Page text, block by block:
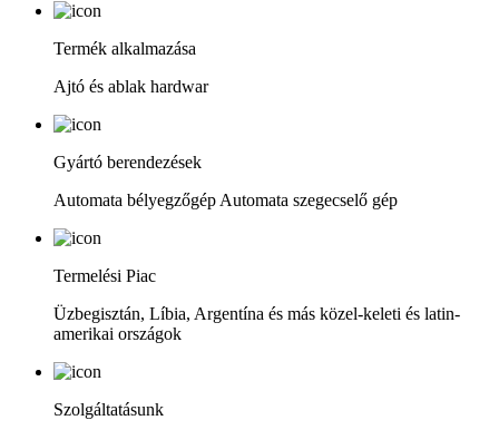
Termék alkalmazása
Ajtó és ablak hardwar
Gyártó berendezések
Automata bélyegzőgép Automata szegecselő gép
Termelési Piac
Üzbegisztán, Líbia, Argentína és más közel-keleti és latin-
amerikai országok
Szolgáltatásunk